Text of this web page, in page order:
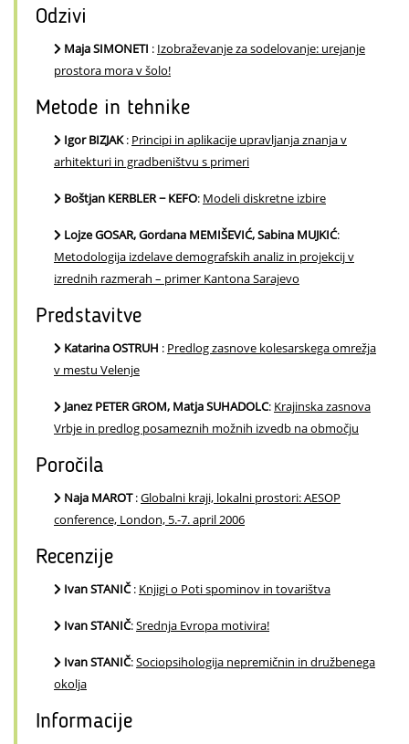
Odzivi
Maja SIMONETI : Izobraževanje za sodelovanje: urejanje
prostora mora v šolo!
Metode in tehnike
Igor BIZJAK: Principi in aplikacije upravljanja znanja v
arhitekturi in gradbeništvu s primeri
Boštjan KERBLER − KEFO: Modeli diskretne izbire
Lojze GOSAR, Gordana MEMIŠEVIĆ, Sabina MUJKIĆ:
Metodologija izdelave demografskih analiz in projekcij v
izrednih razmerah – primer Kantona Sarajevo
Predstavitve
Katarina OSTRUH : Predlog zasnove kolesarskega omrežja
v mestu Velenje
Janez PETER GROM, Matja SUHADOLC: Krajinska zasnova
Vrbje in predlog posameznih možnih izvedb na območju
Poročila
Naja MAROT:Globalni kraji, lokalni prostori: AESOP
conference, London, 5.-7. april 2006
Recenzije
Ivan STANIČ: Knjigi o Poti spominov in tovarištva
Ivan STANIČ:Srednja Evropa motivira!
Ivan STANIČ:Sociopsihologija nepremičnin in družbenega
okolja
Informacije